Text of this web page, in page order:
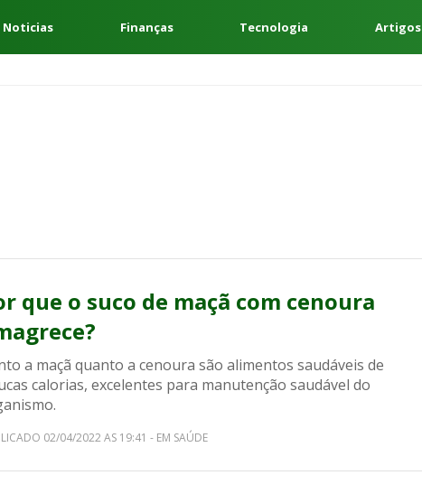
Noticias Finanças Tecnologia Artigos
que o suco de maçã com cenoura
a maçã quanto a cenoura são alimentos saudáveis de
calorias, excelentes para manutenção saudável do
02/04/2022 AS 19:41 - EM SAÚDE